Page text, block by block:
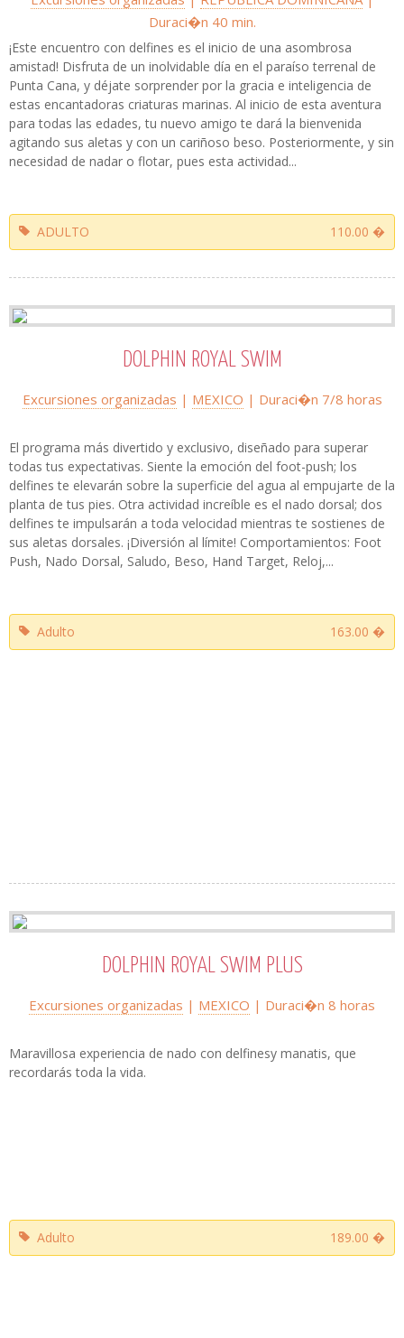
Duraci�n 40 min.
¡Este encuentro con delfines es el inicio de una asombrosa
amistad! Disfruta de un inolvidable día en el paraíso terrenal de
Punta Cana, y déjate sorprender por la gracia e inteligencia de
estas encantadoras criaturas marinas. Al inicio de esta aventura
para todas las edades, tu nuevo amigo te dará la bienvenida
agitando sus aletas y con un cariñoso beso. Posteriormente, y sin
necesidad de nadar o flotar, pues esta actividad...
ADULTO 110.00 �
DOLPHIN ROYAL SWIM
Excursiones organizadas | MEXICO | Duraci�n 7/8 horas
El programa más divertido y exclusivo, diseñado para superar
todas tus expectativas. Siente la emoción del foot-push; los
delfines te elevarán sobre la superficie del agua al empujarte de la
planta de tus pies. Otra actividad increíble es el nado dorsal; dos
delfines te impulsarán a toda velocidad mientras te sostienes de
sus aletas dorsales. ¡Diversión al límite! Comportamientos: Foot
Push, Nado Dorsal, Saludo, Beso, Hand Target, Reloj,...
Adulto 163.00 �
DOLPHIN ROYAL SWIM PLUS
Excursiones organizadas | MEXICO | Duraci�n 8 horas
Maravillosa experiencia de nado con delfinesy manatis, que
recordarás toda la vida.
Adulto 189.00 �